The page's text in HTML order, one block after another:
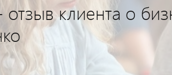
клиента о